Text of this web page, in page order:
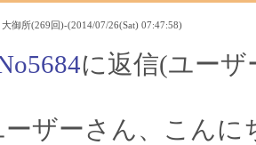
大御所(269回)-(2014/07/26(Sat) 07:47:58)
に返信(ユー
ーザーさん、こんに